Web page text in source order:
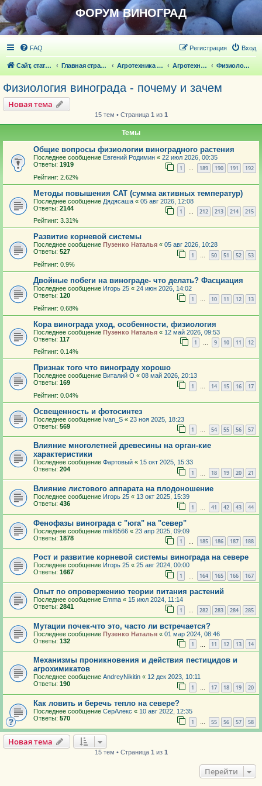
ФОРУМ ВИНОГРАД
FAQ Вход
Регистрация
Сайт, статьи Главная страница Агротехника выращивания винограда Агротехника выращивания винограда Физиология винограда - почему и зачем
Физиология винограда - почему и зачем
Новая тема
15 тем • Страница 1 из 1
Темы
Общие вопросы физиологии виноградного растения
Последнее сообщение Евгений Родимин « 22 июл 2026, 00:35
Ответы: 1919 1 … 189 190 191 192
Рейтинг: 2.62%
Методы повышения САТ (сумма активных температур)
Последнее сообщение Дядясаша « 05 авг 2026, 12:08
Ответы: 2144 1 212 213 214 215
Рейтинг: 3.31%
Развитие корневой системы
Последнее сообщение Пузенко Наталья « 05 авг 2026, 10:28
Ответы: 527 1 … 50 51 52 53
Рейтинг: 0.9%
Двойные побеги на винограде- что делать? Фасциация
Последнее сообщение Игорь 25 « 24 июн 2026, 14:02
Ответы: 120 1 … 10 11 12 13
Рейтинг: 0.68%
Кора винограда уход, особенности, физиология
Последнее сообщение Пузенко Наталья « 12 май 2026, 09:53
Ответы: 117 1 9 10 11 12
Рейтинг: 0.14%
Признак того что винограду хорошо
Последнее сообщение Виталий О « 08 май 2026, 20:13
Ответы: 169 1 … 14 15 16 17
Рейтинг: 0.04%
Освещенность и фотосинтез
Последнее сообщение Ivan_S « 23 ноя 2025, 18:23
Ответы: 569 1 54 55 56 57
Влияние многолетней древесины на орган-кие
характеристики
Последнее сообщение Фартовый « 15 окт 2025, 15:33
Ответы: 204 1 18 19 20 21
Влияние листового аппарата на плодоношение
Последнее сообщение Игорь 25 « 13 окт 2025, 15:39
Ответы: 436 1 … 41 42 43 44
Фенофазы винограда с "юга" на "север"
Последнее сообщение mikl6566 « 23 апр 2025, 09:09
Ответы: 1878 1 185 186 187 188
Рост и развитие корневой системы винограда на севере
Последнее сообщение Игорь 25 « 25 авг 2024, 00:00
Ответы: 1667 1 164 165 166 167
Опыт по опровержению теории питания растений
Последнее сообщение Emma « 15 июл 2024, 11:14
Ответы: 2841 1 … 282 283 284 285
Мутации почек-что это, часто ли встречается?
Последнее сообщение Пузенко Наталья « 01 мар 2024, 08:46
Ответы: 132 1 11 12 13 14
Механизмы проникновения и действия пестицидов и
агрохимикатов
Последнее сообщение AndreyNikitin « 12 дек 2023, 10:11
Ответы: 190 1 … 17 18 19 20
Как ловить и беречь тепло на севере?
Последнее сообщение СерАлекс « 10 авг 2022, 12:35
Ответы: 570 1 … 55 56 57 58
Новая тема
15 тем • Страница 1 из 1
Перейти